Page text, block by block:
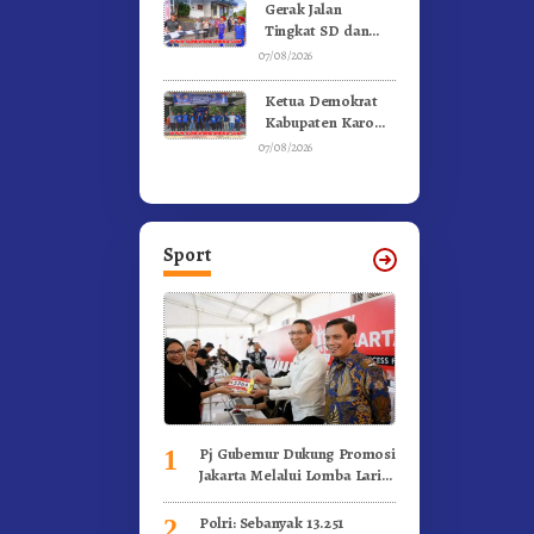
Gerak Jalan
Tingkat SD dan
SMP Untuk
Ke-81 Dibuka
Sekda Karo
07/08/2026
Ketua Demokrat
Kabupaten Karo
Pimpin Laskar Biru
07/08/2026
Sport
1
Pj Gubernur Dukung Promosi
Jakarta Melalui Lomba Lari
Polri: Sebanyak 13.251